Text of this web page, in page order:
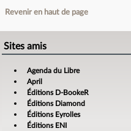
Revenir en haut de page
Sites amis
Agenda du Libre
April
Éditions D-BookeR
Éditions Diamond
Éditions Eyrolles
Éditions ENI